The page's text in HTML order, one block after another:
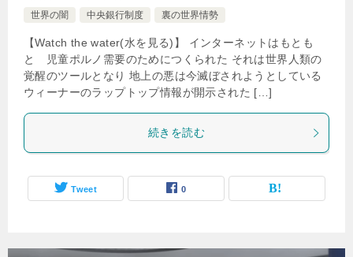
世界の闇
中央銀行制度 裏の世界情勢
【Watch the water(水を見る)】 インターネットはもとも
と 児童ポルノ需要のためにつくられた それは世界人類の
覚醒のツールとなり 地上の悪は今滅ぼされようとしている
ウィーナーのラップトップ情報が開示された […]
続きを読む
Tweet 0